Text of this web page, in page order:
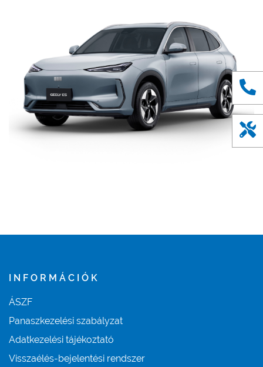
INFORMÁCIÓK
ÁSZF
Panaszkezelési szabályzat
Adatkezelési tájékoztató
Visszaélés-bejelentési rendszer